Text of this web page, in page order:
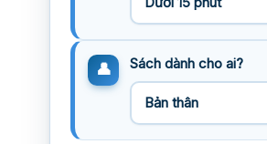
Sách dành cho ai?